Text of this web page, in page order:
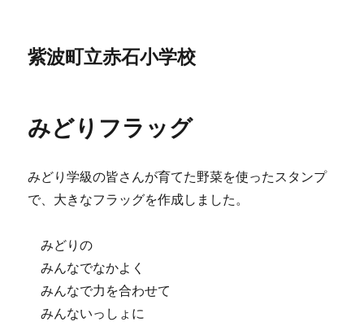
紫波町立赤石小学校
みどりフラッグ
みどり学級の皆さんが育てた野菜を使ったスタンプ
で、大きなフラッグを作成しました。
みどりの
みんなでなかよく
みんなで力を合わせて
みんないっしょに